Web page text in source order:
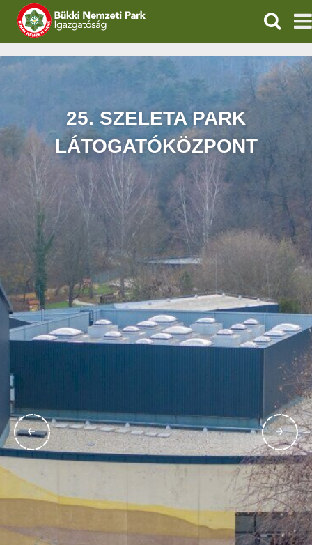
IGAZGATÓSÁG
VÍZVÉDELEM
ÖKOTURIZMUS
OKTATÁS
GEOPARKOK
KAPCSOLAT
25. SZELETA PARK
LÁTOGATÓKÖZPONT